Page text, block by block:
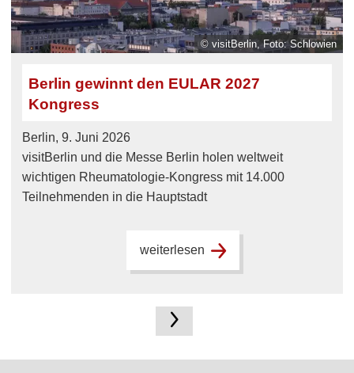
© visitBerlin, Foto: Schlowien
Berlin gewinnt den EULAR 2027
Kongress
Berlin, 9. Juni 2026
visitBerlin und die Messe Berlin holen weltweit
wichtigen Rheumatologie-Kongress mit 14.000
Teilnehmenden in die Hauptstadt
weiterlesen